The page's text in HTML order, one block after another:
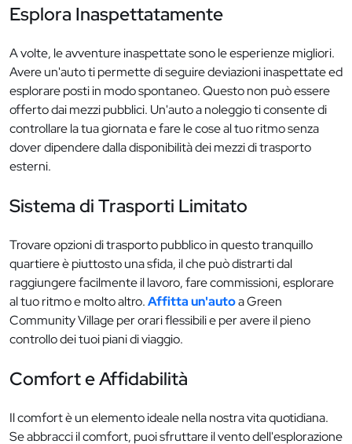
Esplora Inaspettatamente
A volte, le avventure inaspettate sono le esperienze migliori.
Avere un'auto ti permette di seguire deviazioni inaspettate ed
esplorare posti in modo spontaneo. Questo non può essere
offerto dai mezzi pubblici. Un'auto a noleggio ti consente di
controllare la tua giornata e fare le cose al tuo ritmo senza
dover dipendere dalla disponibilità dei mezzi di trasporto
esterni.
Sistema di Trasporti Limitato
Trovare opzioni di trasporto pubblico in questo tranquillo
quartiere è piuttosto una sfida, il che può distrarti dal
raggiungere facilmente il lavoro, fare commissioni, esplorare
al tuo ritmo e molto altro.Affitta un'autoa Green
Community Village per orari flessibili e per avere il pieno
controllo dei tuoi piani di viaggio.
Comfort e Affidabilità
Il comfort è un elemento ideale nella nostra vita quotidiana.
Se abbracci il comfort, puoi sfruttare il vento dell'esplorazione